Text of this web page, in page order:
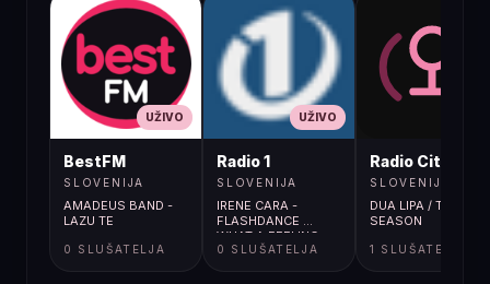
UŽIVO
BestFM
SLOVENIJA
AMADEUS BAND -
LAZU TE
0 SLUŠATELJA
UŽIVO
Radio 1
SLOVENIJA
IRENE CARA -
FLASHDANCE ...
WHAT A FEELING
0 SLUŠATELJA
Radio City
SLOVENIJA
DUA LIPA /
SEASON
1 SLUŠATELJA